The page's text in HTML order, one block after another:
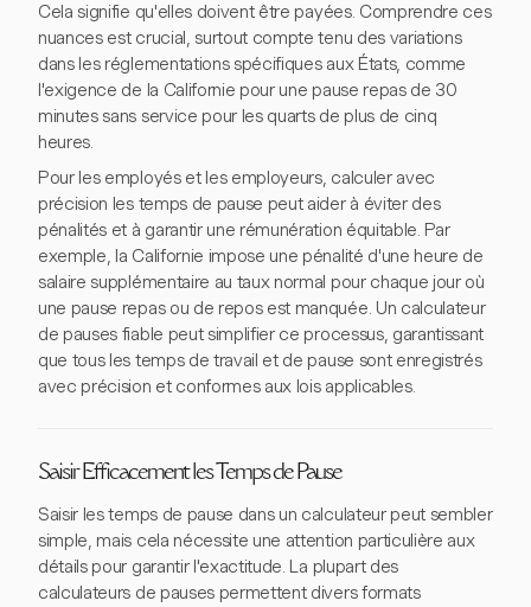
Cela signifie qu'elles doivent être payées. Comprendre ces
nuances est crucial, surtout compte tenu des variations
dans les réglementations spécifiques aux États, comme
l'exigence de la Californie pour une pause repas de 30
minutes sans service pour les quarts de plus de cinq
heures.
Pour les employés et les employeurs, calculer avec
précision les temps de pause peut aider à éviter des
pénalités et à garantir une rémunération équitable. Par
exemple, la Californie impose une pénalité d'une heure de
salaire supplémentaire au taux normal pour chaque jour où
une pause repas ou de repos est manquée. Un calculateur
de pauses fiable peut simplifier ce processus, garantissant
que tous les temps de travail et de pause sont enregistrés
avec précision et conformes aux lois applicables.
Saisir Efficacement les Temps de Pause
Saisir les temps de pause dans un calculateur peut sembler
simple, mais cela nécessite une attention particulière aux
détails pour garantir l'exactitude. La plupart des
calculateurs de pauses permettent divers formats